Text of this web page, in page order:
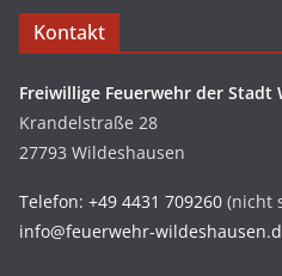
Kontakt
Freiwillige Feuerwehr der Stadt
Krandelstraße 28
27793 Wildeshausen
Telefon: +49 4431 709260 (nicht
info@feuerwehr-